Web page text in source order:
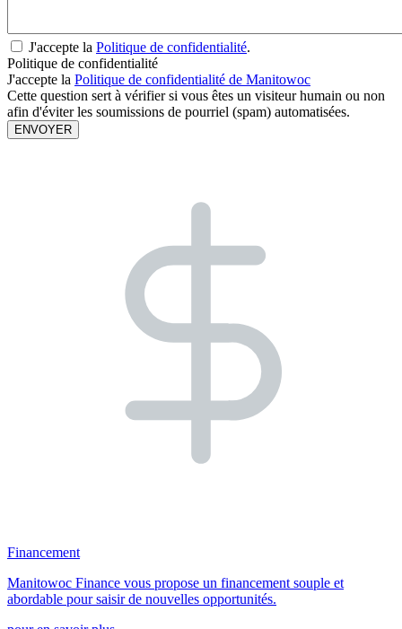
J'accepte la Politique de confidentialité.
Politique de confidentialité
J'accepte la Politique de confidentialité de Manitowoc
Cette question sert à vérifier si vous êtes un visiteur humain ou non
afin d'éviter les soumissions de pourriel (spam) automatisées.
Financement
Manitowoc Finance vous propose un financement souple et
abordable pour saisir de nouvelles opportunités.